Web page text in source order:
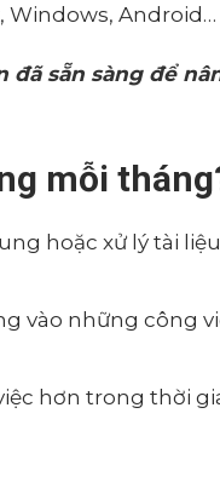
Windows, Android…
đã sẵn sàng để
mỗi
hoặc xử lý tài
vào những công
hơn trong thời